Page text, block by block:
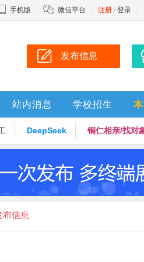
注册 / 登录
手机版 微信平台
发布信息
站内消息 学校招生
DeepSeek 铜仁相亲/找对
布信息